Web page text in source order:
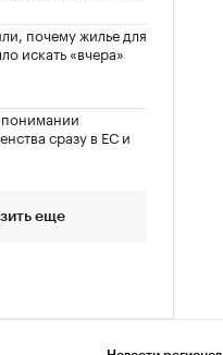
почему жилье для
искать «вчера»
сразу в ЕС и
еще